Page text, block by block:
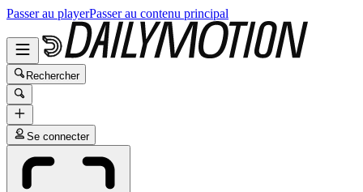
Passer au playerPasser au contenu principal
Rechercher
Se connecter